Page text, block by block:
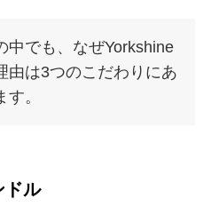
中でも、なぜYorkshine
由は3つのこだわりにあ
。
ドル